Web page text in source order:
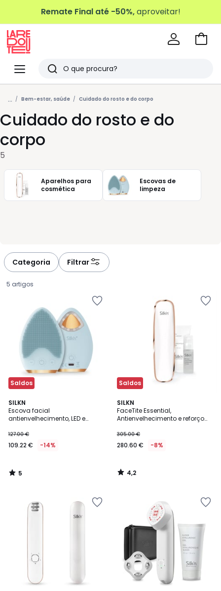
Remate Final até -50%,aproveitar!
Menu
Redoute
Pesquisar
Últimos
artigos
vistos
Ir
... Bem-estar, saúde Cuidado do rosto e do corpo
Cuidado do rosto e do
corpo
5
Aparelhos para
cosmética
Escovas de
limpeza
Categoria Filtrar
5 artigos
Saldos
SILKN
Escova facial
antienvelhecimento, LED e
€
em
de
127.00
desconto
127.00 €
109.22 € -14%
5
/
5
5
/
Saldos
SILKN
FaceTite Essential,
Antienvelhecimento e reforço
305.00 €
280.60 € -8%
4,2
/ 5
4,2
/